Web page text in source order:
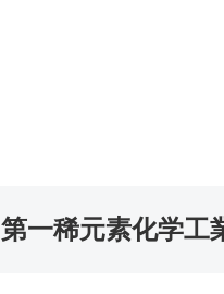
第一稀元素化学工